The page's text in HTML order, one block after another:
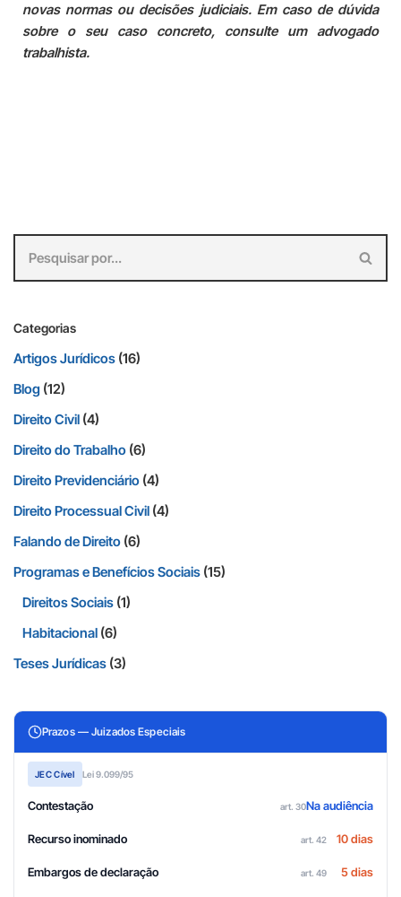
novas normas ou decisões judiciais. Em caso de dúvida
sobre o seu caso concreto, consulte um advogado
trabalhista.
Categorias
Artigos Jurídicos (16)
Blog (12)
Direito Civil (4)
Direito do Trabalho (6)
Direito Previdenciário (4)
Direito Processual Civil (4)
Falando de Direito (6)
Programas e Benefícios Sociais (15)
Direitos Sociais (1)
Habitacional (6)
Teses Jurídicas (3)
Prazos — Juizados Especiais
JEC Cível Lei 9.099/95
Contestação art. 30Na audiência
Recurso inominado art. 42 10 dias
Embargos de declaração art. 49 5 dias